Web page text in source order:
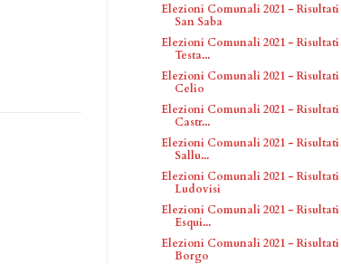
Elezioni Comunali 2021 -
San Saba
Elezioni Comunali 2021 -
Testa...
Elezioni Comunali 2021 -
Celio
Elezioni Comunali 2021 -
Castr...
Elezioni Comunali 2021 -
Sallu...
Elezioni Comunali 2021 -
Ludovisi
Elezioni Comunali 2021 -
Esqui...
Elezioni Comunali 2021 -
Borgo